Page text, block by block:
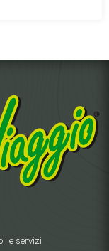
e servizi